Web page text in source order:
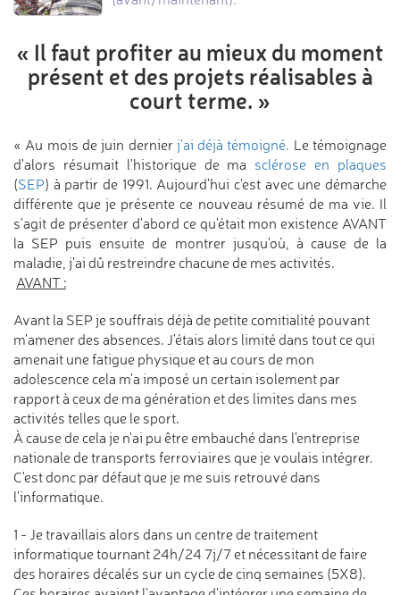
« Il faut profiter au mieux du moment
présent et des projets réalisables à
court terme. »
« Au mois de juin dernier j'ai déjà témoigné. Le témoignage
d'alors résumait l'historique de ma sclérose en plaques
(SEP) à partir de 1991. Aujourd'hui c'est avec une démarche
différente que je présente ce nouveau résumé de ma vie. Il
s'agit de présenter d'abord ce qu'était mon existence AVANT
la SEP puis ensuite de montrer jusqu'où, à cause de la
maladie, j'ai dû restreindre chacune de mes activités.
AVANT :
Avant la SEP je souffrais déjà de petite comitialité pouvant
m'amener des absences. J'étais alors limité dans tout ce qui
amenait une fatigue physique et au cours de mon
adolescence cela m'a imposé un certain isolement par
rapport à ceux de ma génération et des limites dans mes
activités telles que le sport.
À cause de cela je n'ai pu être embauché dans l'entreprise
nationale de transports ferroviaires que je voulais intégrer.
C'est donc par défaut que je me suis retrouvé dans
l'informatique.
1 - Je travaillais alors dans un centre de traitement
informatique tournant 24h/24 7j/7 et nécessitant de faire
des horaires décalés sur un cycle de cinq semaines (5X8).